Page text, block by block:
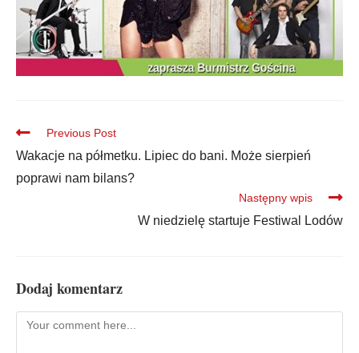
Previous Post
Wakacje na półmetku. Lipiec do bani. Może sierpień
poprawi nam bilans?
Następny wpis
W niedzielę startuje Festiwal Lodów
Dodaj komentarz